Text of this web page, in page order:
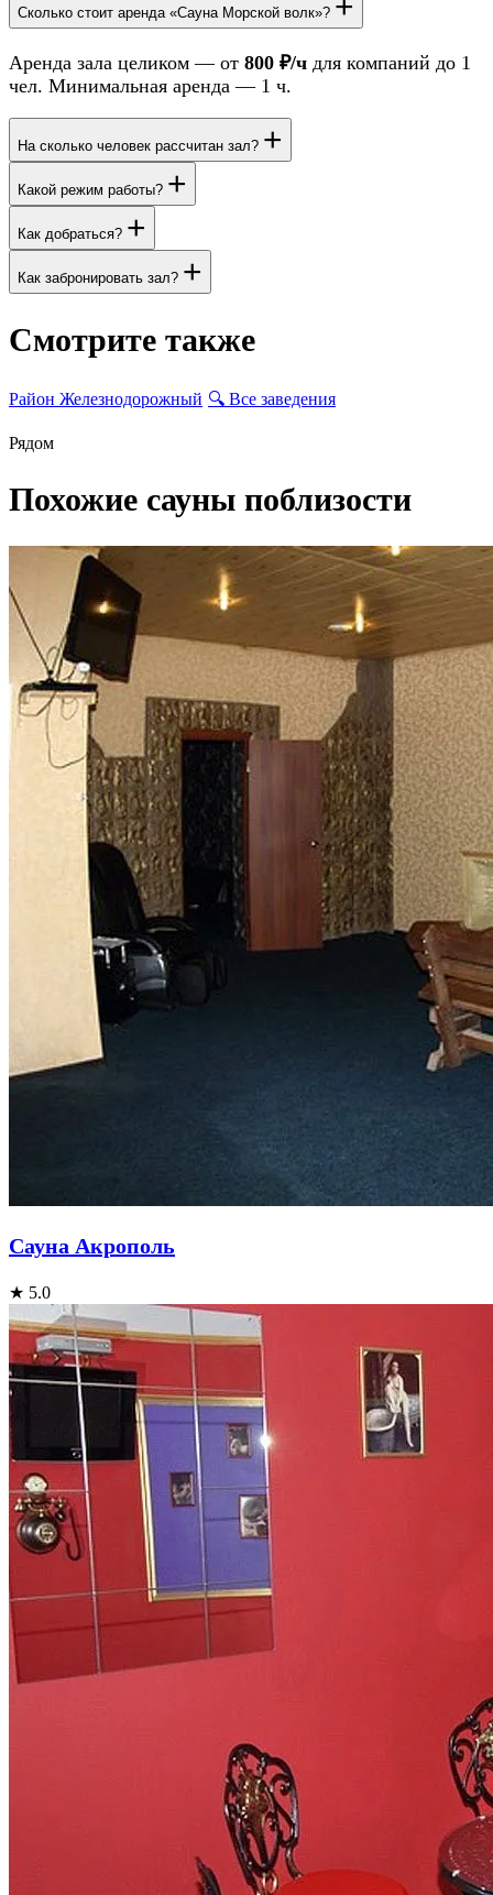
Сколько стоит аренда «Сауна Морской волк»?
Аренда зала целиком — от 800 ₽/ч для компаний до 1
чел. Минимальная аренда — 1 ч.
На сколько человек рассчитан зал? +
Какой режим работы? +
Как добраться? +
Как забронировать зал? +
Смотрите также
Район Железнодорожный 🔍 Все заведения
Рядом
Похожие сауны поблизости
Сауна Акрополь
★ 5.0